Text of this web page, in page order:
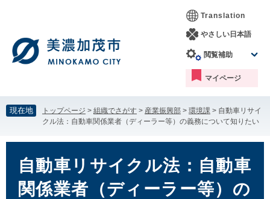
す。
し
て
本
へ
Translation
やさしい日本語
閲覧補助
マイページ
現在地 トップページ > 組織でさがす > 産業振興部 > 環境課 > 自動車リサイ
クル法：自動車関係業者（ディーラー等）の義務について知りたい
自動車リサイクル法：自動車
関係業者（ディーラー等）の